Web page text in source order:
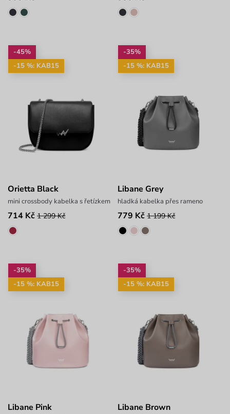
-45%
-15 %: KAB15
Orietta Black
mini crossbody kabelka s řetízkem
714 Kč 1 299 Kč
-35%
-15 %: KAB15
Libane Grey
hladká kabelka přes rameno
779 Kč 1 199 Kč
-35%
-15 %: KAB15
Libane Pink
-35%
-15 %: KAB15
Libane Brown